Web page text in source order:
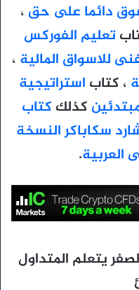
دائما على حق ،
تعليم الفوركس
للاسواق المالية ،
، كتاب استراتيجية
كذلك كتاب
سكاباكر النسخة
العربية.
يتعلم المتداول